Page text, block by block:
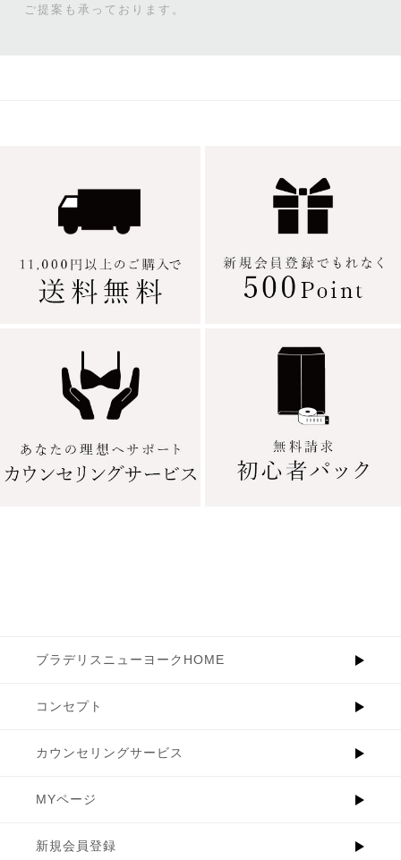
ご提案も承っております。
ブラデリスニューヨークHOME
コンセプト
カウンセリングサービス
MYページ
新規会員登録